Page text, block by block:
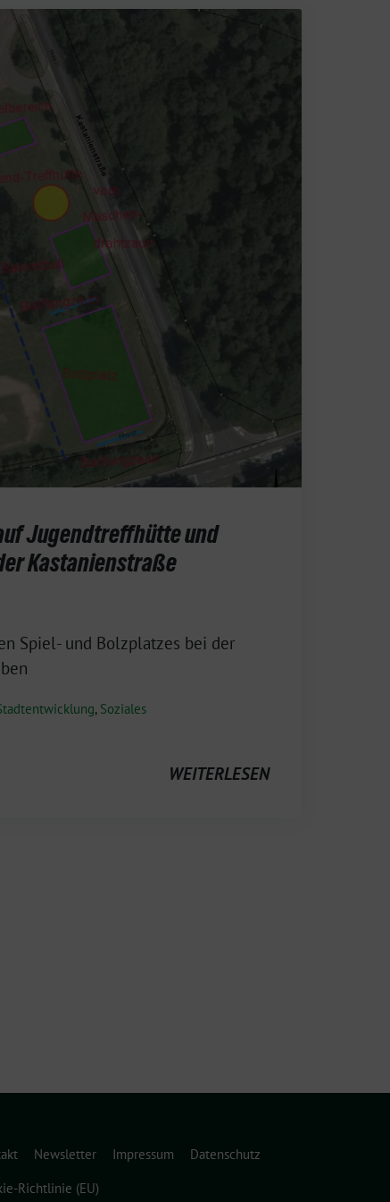
Jugendtreffhütte und
Kastanienstraße
Spiel- und Bolzplatzes bei der
, Soziales
WEITERLESEN
Newsletter Impressum
Datenschutz
Richtlinie (EU)